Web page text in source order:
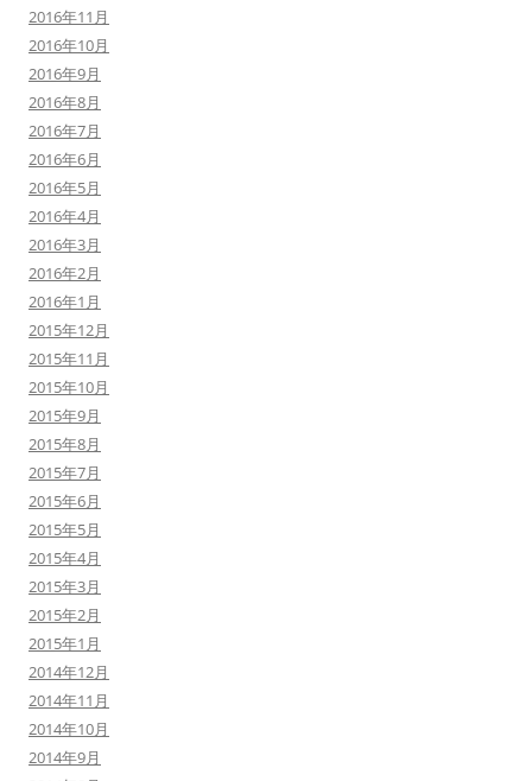
2016年11月
2016年10月
2016年9月
2016年8月
2016年7月
2016年6月
2016年5月
2016年4月
2016年3月
2016年2月
2016年1月
2015年12月
2015年11月
2015年10月
2015年9月
2015年8月
2015年7月
2015年6月
2015年5月
2015年4月
2015年3月
2015年2月
2015年1月
2014年12月
2014年11月
2014年10月
2014年9月